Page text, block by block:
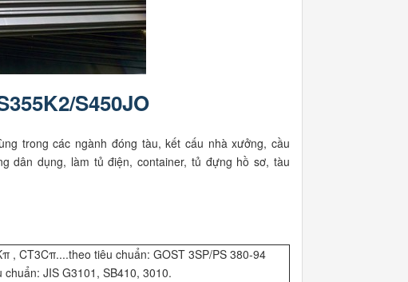
S450JO
trong các ngành đóng tàu, kết cấu nhà xưởng, cầu
dân dụng, làm tủ điện, container, tủ đựng hồ sơ, tàu
, CT3Cπ....theo tiêu chuẩn: GOST 3SP/PS 380-94
JIS G3101, SB410, 3010.